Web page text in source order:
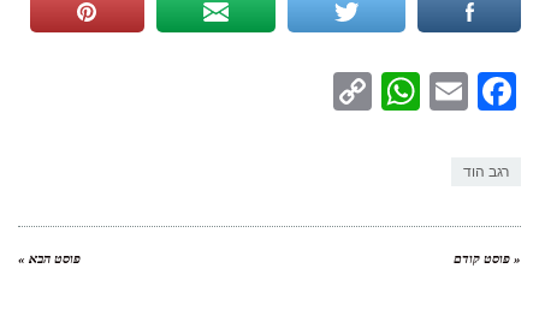
Facebook
Email
WhatsApp
רגב הוד
« פוסט קודם פוסט הבא »